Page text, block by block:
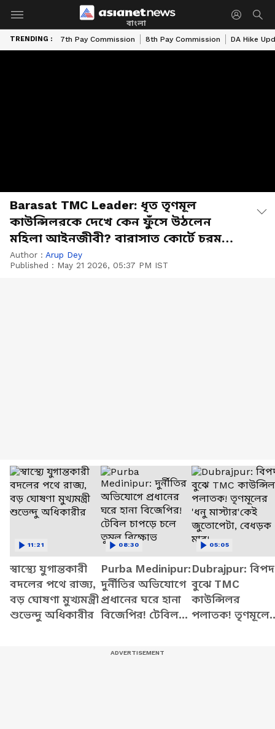
বাংলা
TRENDING : 7th Pay Commission 8th Pay Commission DA Hike
Barasat TMC Leader: ধৃত তৃণমূল
কাউন্সিলরকে দেখে কেন ফুঁসে উঠলেন
মহিলা আইনজীবী? বারাসাত কোর্টে চরম
উত্তেজনা!
Author : Arup Dey
Published : May 21 2026, 05:37 PM IST
স্বাস্থ্যে যুগান্তকারী
বদলের পথে রাজ্য,
বড় ঘোষণা মুখ্যমন্ত্রী
শুভেন্দু অধিকারীর
11:21
Purba Medinipur:
দুর্নীতির অভিযোগে
প্রধানের ঘরে হানা
বিজেপির! টেবিল
08:30
Dubrajpur: বিপদ
বুঝে TMC
কাউন্সিলর
পলাতক!
05:05